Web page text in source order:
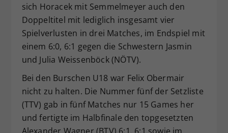
sich Horacek mit Semmelmeyer auch den
Doppeltitel mit lediglich insgesamt vier
Spielverlusten in drei Matches, im Endspiel mit
einem 6:0, 6:1 gegen die Schwestern Jasmin
und Julia Weissenböck (NÖTV).
Bei den Burschen U18 war Felix Obermair
nicht zu halten. Die Nummer fünf der Setzliste
(TTV) gab in fünf Matches nur 15 Games her
und fertigte im Halbfinale den topgesetzten